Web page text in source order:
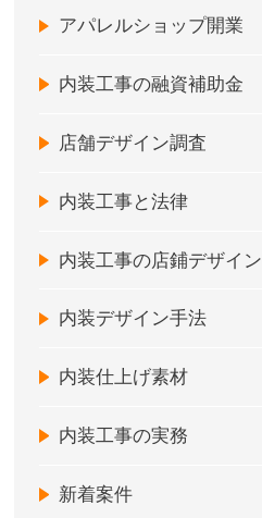
アパレルショップ開業
内装工事の融資補助金
店舗デザイン調査
内装工事と法律
内装工事の店鋪デザイン
内装デザイン手法
内装仕上げ素材
内装工事の実務
新着案件